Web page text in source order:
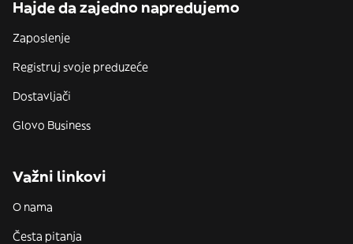
Hajde da zajedno napredujemo
Zaposlenje
Registruj svoje preduzeće
Dostavljači
Glovo Business
Važni linkovi
O nama
Česta pitanja